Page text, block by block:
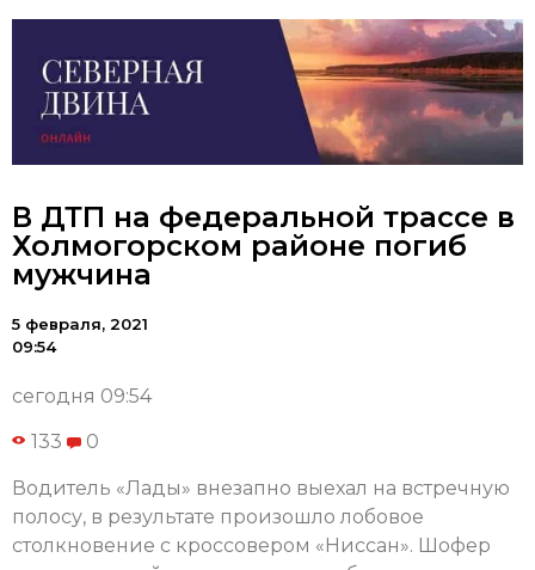
В ДТП на федеральной трассе в
Холмогорском районе погиб
мужчина
5 февраля, 2021
09:54
сегодня 09:54
133 0
Водитель «Лады» внезапно выехал на встречную
полосу, в результате произошло лобовое
столкновение с кроссовером «Ниссан». Шофер